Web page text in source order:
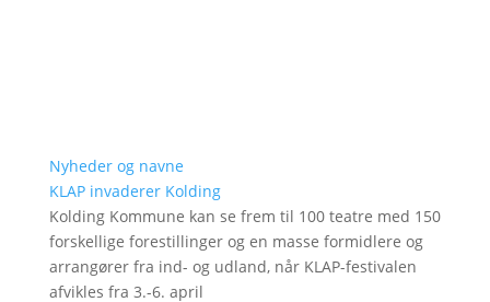
Nyheder og navne
KLAP invaderer Kolding
Kolding Kommune kan se frem til 100 teatre med 150
forskellige forestillinger og en masse formidlere og
arrangører fra ind- og udland, når KLAP-festivalen
afvikles fra 3.-6. april